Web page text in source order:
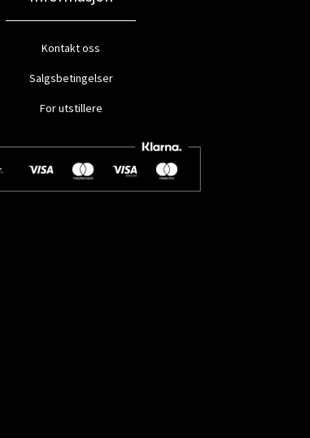
Kontakt oss
Salgsbetingelser
For utstillere